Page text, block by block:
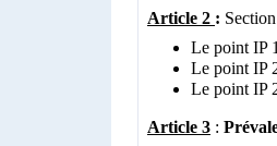
Article 2 :
Le point IP
Le point IP
Le point IP
Article 3 :